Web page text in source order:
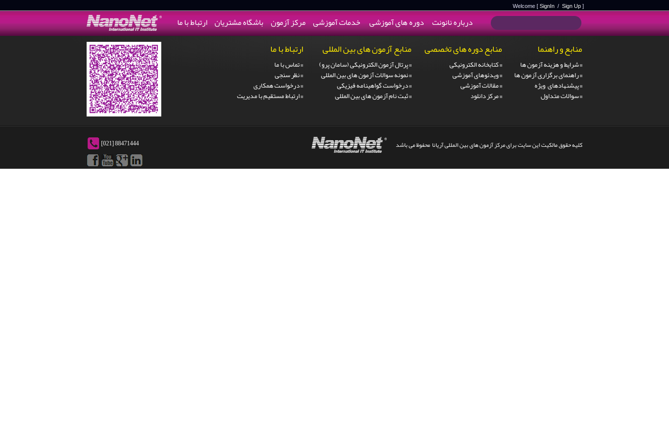
Welcome [ SignIn / Sign Up ]
درباره نانونت دوره های آموزشی خدمات آموزشی مرکز آزمون باشگاه مشتریان ارتباط با ما
منابع و راهنما منابع دوره های تخصصی منابع آزمون های بین المللی ارتباط با ما
شرایط و هزینه آزمون ها
راهنمای برگزاری آزمون ها
پیشنهادهای ویژه
سوالات متداول
کتابخانه الکترونیکی
ویدئوهای آموزشی
مقالات آموزشی
مرکز دانلود
پرتال آزمون الکترونیکی (سامان پرو)
نمونه سوالات آزمونهای بین المللی
درخواست گواهینامهفیزیکی
ثبت نام آزمونهای بین المللی
تماس با ما
نظر سنجی
درخواست همکاری
ارتباط مستقیم با مدیریت
کلیه حقوق مالکیت این سایت برای مرکز آزمون های بین المللی آریانا محفوظ می باشد [021] 88471444